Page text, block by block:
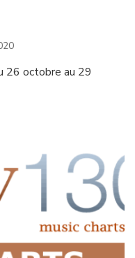
26 octobre au 29